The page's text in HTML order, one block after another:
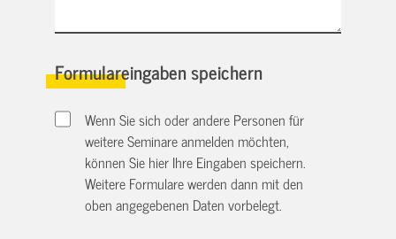
Formulareingaben speichern
Wenn Sie sich oder andere Personen für
weitere Seminare anmelden möchten,
können Sie hier Ihre Eingaben speichern.
Weitere Formulare werden dann mit den
oben angegebenen Daten vorbelegt.